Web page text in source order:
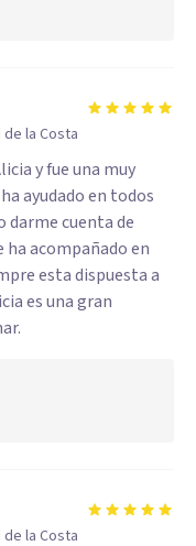
de la Costa
y fue una muy
ayudado en todos
darme cuenta de
ha acompañado en
esta dispuesta a
es una gran
de la Costa